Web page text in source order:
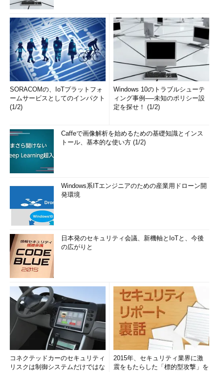
SORACOMの、IoTプラットフォ
ームサービスとしてのインパクト
(1/2)
Windows 10のトラブルシューテ
ィング事例──未知のポリシー設
定を探せ！ (1/2)
Caffeで画像解析を始めるための基礎知識とインス
トール、基本的な使い方 (1/2)
Windows系ITエンジニアのための産業用ドローン開
発環境
日本発のセキュリティ会議、新機軸とIoTと、今後
の広がりと
コネクテッドカーのセキュリティ
リスクは制御システムだけではな
2015年、セキュリティ業界に激
震をもたらした「標的型攻撃」を